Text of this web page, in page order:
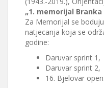
„1. memorijal Branka
Za Memorijal se
natjecanja koja se
godine:
Daruvar sprint 1,
Daruvar sprint 2,
16. Bjelovar open.